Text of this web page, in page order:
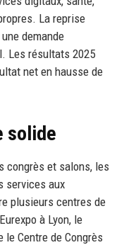
La reprise
demande
Les résultats 2025
net en hausse de
solide
congrès et salons, les
services aux
plusieurs centres de
à Lyon, le
le Centre de Congrès